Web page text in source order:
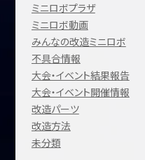
ミニロボプラザ
ミニロボ動画
みんなの改造ミニロボ
不具合情報
大会・イベント結果報告
大会・イベント開催情報
改造パーツ
改造方法
未分類